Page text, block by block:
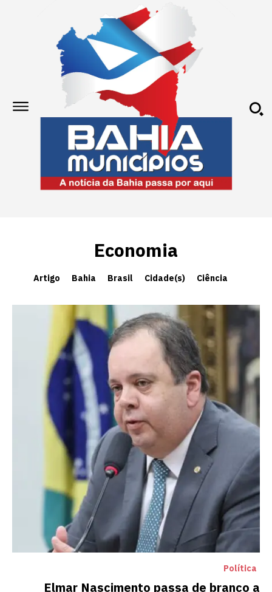
Economia
Artigo Bahia Brasil Cidade(s) Ciência
Política
Elmar Nascimento passa de branco a